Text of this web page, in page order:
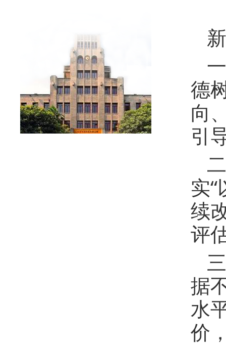
德
向
引
实
续
评
据
水
价